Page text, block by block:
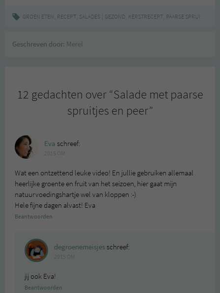
GROEN ETEN, RECEPT, SALADES GEZOND, KERSTRECEPT, PAARSE SPRUITEN
Geschreven door: Merel
12 gedachten over “Salade met paarse
spruitjes en peer”
Eva schreef:
Wat een ontzettend leuke video! En jullie gebruiken allemaal
heerlijke groente en fruit van het seizoen, hier gaat mijn
natuurvoedingshartje wel van kloppen :-)
Hele fijne dagen alvast! Eva
Beantwoorden
degroenemeisjesschreef:
jij ook Eva!
Beantwoorden